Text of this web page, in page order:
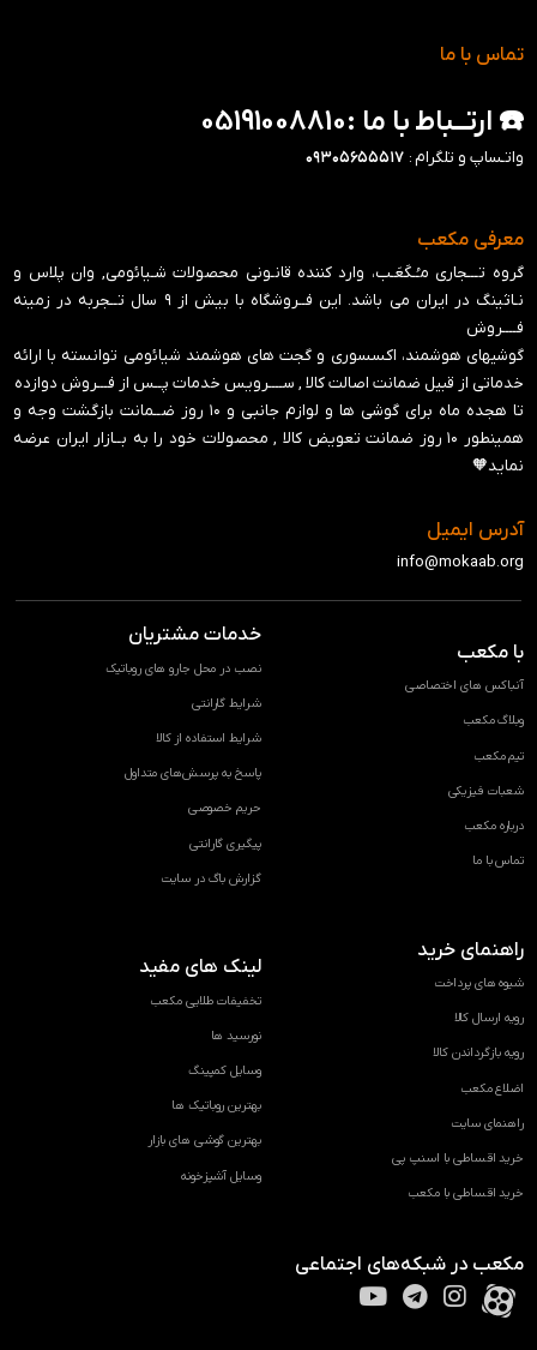
تماس با ما
☎️ ارتــباط با ما :05191008810
واتـساپ و تلگرام : ۰۹۳۰۵۶۵۵۵۱۷
معرفی مکعب
گروه تـــجاری مـُـکَعَـب، وارد کننده قانـونی محصولات شـیائومی, وان پلاس و
نـاثینگ در ایران می باشد. این فــروشگاه با بیش از ۹ سال تــجربه در زمینه
فــــروش
گوشیهای هوشمند، اکسسوری و گجت های هوشمند شیائومی توانسته با ارائه
خدماتی از قبیل ضمانت اصالت کالا , ســــرویس خدمات پــس از فـــروش دوازده
تا هجده ماه برای گوشی ها و لوازم جانبی و ‍۱۰ روز ضــمانت بازگشت وجه و
همینطور ۱۰ روز ضمانت تعویض کالا , محصولات خود را به بــازار ایران عرضه
نماید🧡
آدرس ایمیل
info@mokaab.org
با مکعب
آنباکس های اختصاصی
وبلاگ مکعب
تیم مکعب
شعبات فیزیکی
درباره مکعب
تماس با ما
خدمات مشتریان
نصب در محل جارو های روباتیک
شرایط گارانتی
شرایط استفاده از کالا
پاسخ به پرسش‌های متداول
حریم خصوصی
پیگیری گارانتی
گزارش باگ در سایت
راهنمای خرید
شیوه های پرداخت
رویه ارسال کالا
رویه بازگرداندن کالا
اضلاع مکعب
راهنمای سایت
خرید اقساطی با اسنپ پی
خرید اقساطی با مکعب
لینک های مفید
تخفیفات طلایی مکعب
نورسید ها
وسایل کمپینگ
بهترین روباتیک ها
بهترین گوشی های بازار
وسایل آشپزخونه
مکعب در شبکه‌های اجتماعی